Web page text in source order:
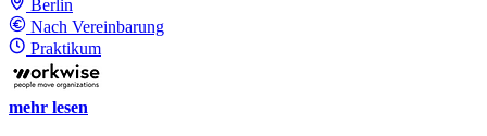
Berlin
Nach Vereinbarung
Praktikum
mehr lesen